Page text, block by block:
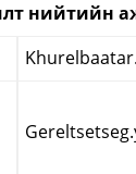
нийтийн